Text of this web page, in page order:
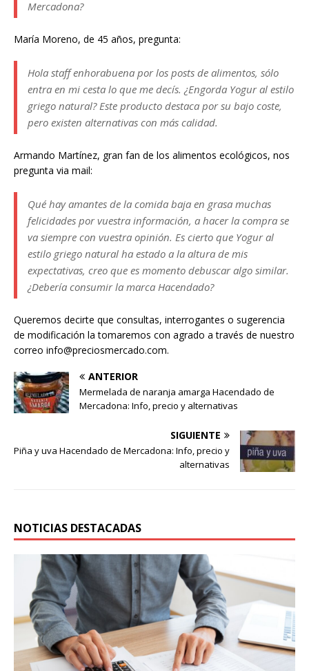
Mercadona?
María Moreno, de 45 años, pregunta:
Hola staff enhorabuena por los posts de alimentos, sólo
entra en mi cesta lo que me decís. ¿Engorda Yogur al estilo
griego natural? Este producto destaca por su bajo coste,
pero existen alternativas con más calidad.
Armando Martínez, gran fan de los alimentos ecológicos, nos
pregunta via mail:
Qué hay amantes de la comida baja en grasa muchas
felicidades por vuestra información, a hacer la compra se
va siempre con vuestra opinión. Es cierto que Yogur al
estilo griego natural ha estado a la altura de mis
expectativas, creo que es momento debuscar algo similar.
¿Debería consumir la marca Hacendado?
Queremos decirte que consultas, interrogantes o sugerencia
de modificación la tomaremos con agrado a través de nuestro
correo info@preciosmercado.com.
ANTERIOR
Mermelada de naranja amarga Hacendado de
Mercadona: Info, precio y alternativas
SIGUIENTE
Piña y uva Hacendado de Mercadona: Info, precio y
alternativas
NOTICIAS DESTACADAS